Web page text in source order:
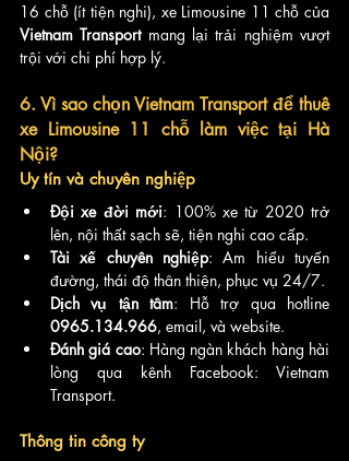
Vietnam Transport mang lại trải nghiệm vượt
trội với chi phí hợp lý.
6. Vì sao chọn Vietnam Transport để thuê
xe Limousine 11 chỗ làm việc tại Hà
Nội?
Uy tín và chuyên nghiệp
Đội xe đời mới: 100% xe từ 2020 trở
lên, nội thất sạch sẽ, tiện nghi cao cấp.
Tài xế chuyên nghiệp: Am hiểu tuyến
đường, thái độ thân thiện, phục vụ 24/7.
Dịch vụ tận tâm
0965.134.966, email, và website.
Đánh giá cao: Hàng ngàn khách hàng hài
lòng qua kênh Facebook: Vietnam
Transport.
Thông tin công ty